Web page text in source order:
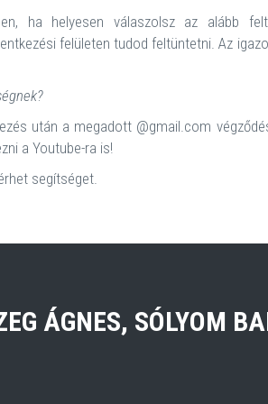
ha helyesen válaszolsz az alább
felületen tudod feltüntetni. Az
után a megadott @gmail.com
a Youtube-ra is!
segítséget.
ÁGNES, SÓLYOM